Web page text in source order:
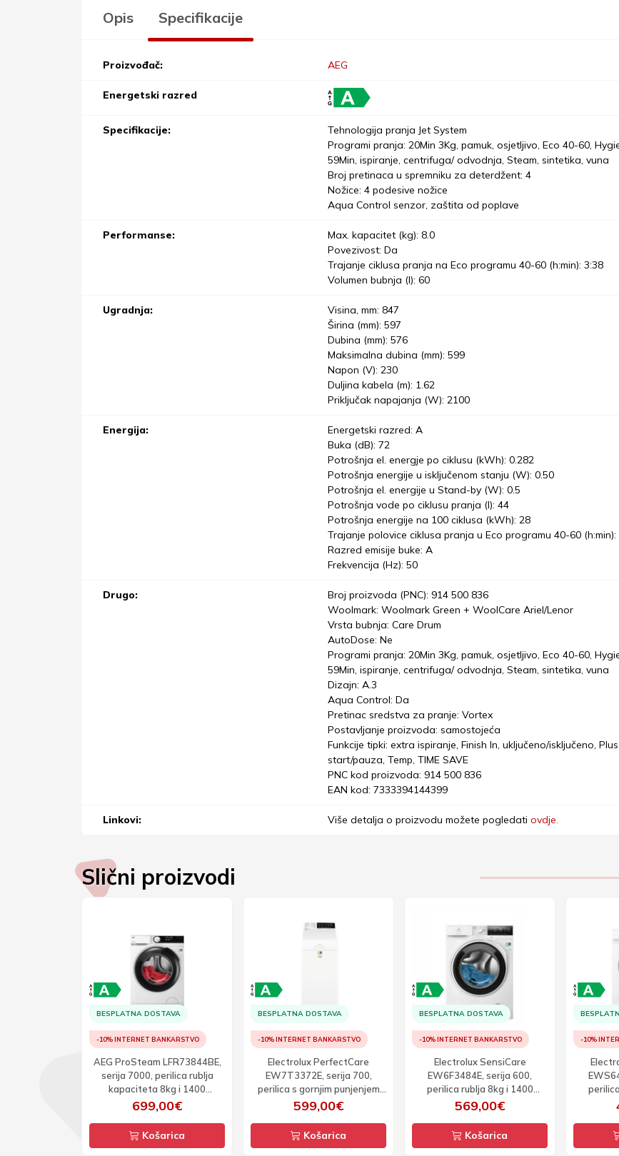
Opis Specifikacije
Proizvođač: AEG
Energetski razred
Specifikacije:
Tehnologija pranja Jet System
Programi pranja: 20Min 3Kg, pamuk, osjetljivo, Eco 40-60,
59Min, ispiranje, centrifuga/ odvodnja, Steam, sintetika, vuna
Broj pretinaca u spremniku za deterdžent: 4
Nožice: 4 podesive nožice
Aqua Control senzor, zaštita od poplave
Performanse:
Max. kapacitet (kg): 8.0
Povezivost: Da
Trajanje ciklusa pranja na Eco programu 40-60 (h:min): 3:38
Volumen bubnja (l): 60
Ugradnja:
Visina, mm: 847
Širina (mm): 597
Dubina (mm): 576
Maksimalna dubina (mm): 599
Napon (V): 230
Duljina kabela (m): 1.62
Priključak napajanja (W): 2100
Energija:
Energetski razred: A
Buka (dB): 72
Potrošnja el. energje po ciklusu (kWh): 0.282
Potrošnja energije u isključenom stanju (W): 0.50
Potrošnja el. energije u Stand-by (W): 0.5
Potrošnja vode po ciklusu pranja (l): 44
Potrošnja energije na 100 ciklusa (kWh): 28
Trajanje polovice ciklusa pranja u Eco programu 40-60 (h:min):
Razred emisije buke: A
Frekvencija (Hz): 50
Drugo:
Broj proizvoda (PNC): 914 500 836
Woolmark: Woolmark Green + WoolCare Ariel/Lenor
Vrsta bubnja: Care Drum
AutoDose: Ne
Programi pranja: 20Min 3Kg, pamuk, osjetljivo, Eco 40-60,
59Min, ispiranje, centrifuga/ odvodnja, Steam, sintetika, vuna
Dizajn: A.3
Aqua Control: Da
Pretinac sredstva za pranje: Vortex
Postavljanje proizvoda: samostojeća
Funkcije tipki: extra ispiranje, Finish In, uključeno/isključeno,
start/pauza, Temp, TIME SAVE
PNC kod proizvoda: 914 500 836
EAN kod: 7333394144399
Linkovi: Više detalja o proizvodu možete pogledati ovdje.
Slični proizvodi
BESPLATNA DOSTAVA
-10% INTERNET BANKARSTVO
AEG ProSteam LFR73844BE,
serija 7000, perilica rublja
kapaciteta 8kg i 1400
okretaja
699,00€
Košarica
BESPLATNA DOSTAVA
-10% INTERNET BANKARSTVO
Electrolux PerfectCare
EW7T3372E, serija 700,
perilica s gornjim punjenjem
7kg i 1300 okretaja
599,00€
Košarica
BESPLATNA DOSTAVA
-10% INTERNET BANKARSTVO
Electrolux SensiCare
EW6F3484E, serija 600,
perilica rublja 8kg i 1400
okretaja
569,00€
Košarica
-10%